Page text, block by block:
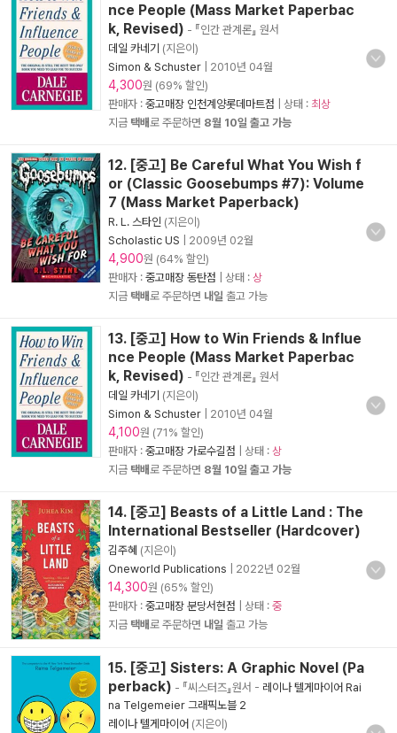
nce People (Mass Market Paperbac
k, Revised) - 『인간 관계론』 원서
데일 카네기 (지은이)
Simon & Schuster
2010년 04월
4,300원 (69% 할인)
판매자 : 중고매장 인천계양롯데마트점 | 상태 : 최상
지금 택배로 주문하면 8월 10일 출고 가능
12. [중고] Be Careful What You Wish f
or (Classic Goosebumps #7): Volume
7 (Mass Market Paperback)
R. L. 스타인 (지은이)
Scholastic US
2009년 02월
4,900원 (64% 할인)
판매자 : 중고매장 동탄점 | 상태 : 상
지금 택배로 주문하면 내일 출고 가능
13. [중고] How to Win Friends & Influe
nce People (Mass Market Paperbac
k, Revised) - 『인간 관계론』 원서
데일 카네기 (지은이)
Simon & Schuster
2010년 04월
4,100원 (71% 할인)
판매자 : 중고매장 가로수길점 | 상태 : 상
지금 택배로 주문하면 8월 10일 출고 가능
14. [중고] Beasts of a Little Land : The
International Bestseller (Hardcover)
김주혜 (지은이)
Oneworld Publications
2022년 02월
14,300원 (65% 할인)
판매자 : 중고매장 분당서현점 | 상태 : 중
지금 택배로 주문하면 내일 출고 가능
15. [중고] Sisters: A Graphic Novel (Pa
perback) - 『씨스터즈』원서 - 레이나 텔게마이어 Rai
na Telgemeier 그래픽노블 2
레이나 텔게마이어 (지은이)